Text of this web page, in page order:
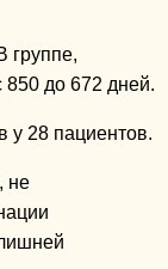
группе,
до 672 дней.
у 28 пациентов.
не